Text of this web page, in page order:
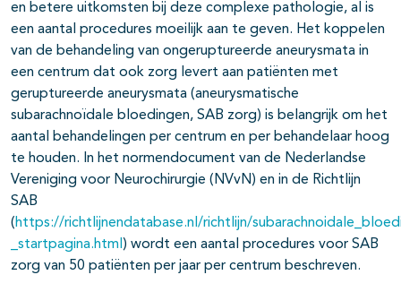
en betere uitkomsten bij deze complexe pathologie, al is
een aantal procedures moeilijk aan te geven. Het koppelen
van de behandeling van ongeruptureerde aneurysmata in
een centrum dat ook zorg levert aan patiënten met
geruptureerde aneurysmata (aneurysmatische
subarachnoïdale bloedingen, SAB zorg) is belangrijk om het
aantal behandelingen per centrum en per behandelaar hoog
te houden. In het normendocument van de Nederlandse
Vereniging voor Neurochirurgie (NVvN) en in de Richtlijn
SAB
( https://richtlijnendatabase.nl/richtlijn/
_startpagina.html ) wordt een aantal procedures voor SAB
zorg van 50 patiënten per jaar per centrum beschreven.